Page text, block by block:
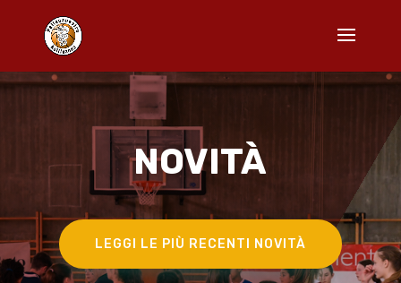
NOVITÀ
LEGGI LE PIÙ RECENTI NOVITÀ